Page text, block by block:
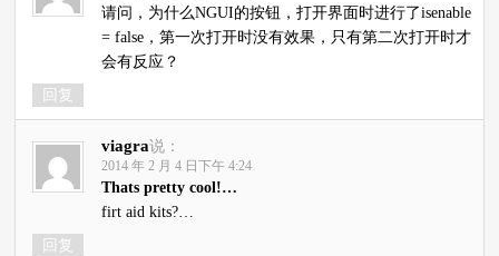
请问，为什么NGUI的按钮，打开界面时进行了isenable
= false，第一次打开时没有效果，只有第二次打开时才
会有反应？
回复
viagra说：
2014 年 2 月 4 日下午 4:24
Thats pretty cool!…
firt aid kits?…
回复